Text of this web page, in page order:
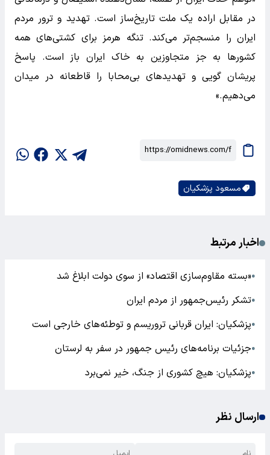
در مقابل اراده یک ملت تاریخ‌ساز است. تهدید و ترور مردم
ایران را منسجم‌تر می‌کند. تنگه هرمز برای کشتی‌های همه
کشورها به جز متجاوزین به خاک ایران باز است. پاسخ
پریشان گویی و تهدیدهای بی‌محابا را قاطعانه در میدان
می‌دهیم.»
مسعود پزشکیان
اخبار مرتبط
●«بسته مقاوم‌سازی اقتصاد» از سوی دولت ابلاغ شد
●تشکر رئیس‌جمهور از مردم ایران
●پزشکیان: ایران قربانی تروریسم و توطئه‌های خارجی است
●جزئیات برنامه‌های رئیس‌ جمهور در سفر به لرستان
●پزشکیان: هیچ کشوری از جنگ، خیر نمی‌برد
ارسال نظر